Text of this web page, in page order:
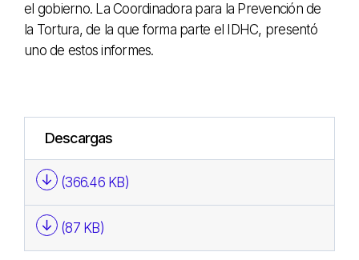
el gobierno. La Coordinadora para la Prevención de
la Tortura, de la que forma parte el IDHC, presentó
uno de estos informes.
Descargas
(366.46 KB)
(87 KB)